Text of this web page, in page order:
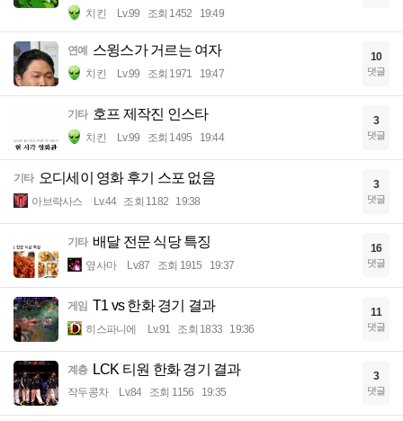
치킨 Lv.99 조회 1452 19:49
연예 스윙스가 거르는 여자
치킨 Lv.99 조회 1971 19:47
10
댓글
기타 호프 제작진 인스타
치킨 Lv.99 조회 1495 19:44
3
댓글
기타 오디세이 영화 후기 스포 없음
아브락사스 Lv.44 조회 1182 19:38
3
댓글
기타 배달 전문 식당 특징
옆사마 Lv.87 조회 1915 19:37
16
댓글
게임 T1 vs 한화 경기 결과
히스파니에 Lv.91 조회 1833 19:36
11
댓글
계층 LCK 티원 한화 경기 결과
작두콩차 Lv.84 조회 1156 19:35
3
댓글